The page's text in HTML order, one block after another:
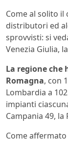
Come al solito
distributori ed
sprovvisti: si
Venezia Giulia,
La regione che
Romagna, con
Lombardia a
impianti
Campania 49, la
Come